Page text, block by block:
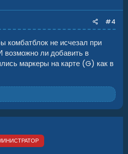
#4
комбатблок не исчезал при
возможно ли добавить в
маркеры на карте (G) как в